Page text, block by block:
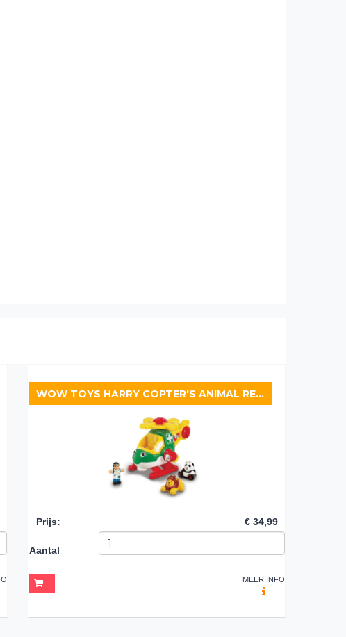
WOW TOYS HARRY COPTER'S ANIMAL RESCUE
Prijs: € 34,99
Aantal
MEER INFO